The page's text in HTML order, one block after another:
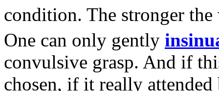
condition. The stronger
One can only gently
convulsive grasp. And if
chosen, if it really